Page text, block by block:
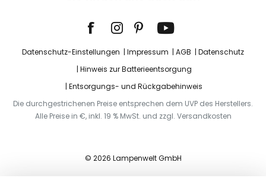
Datenschutz-Einstellungen Impressum AGB
Datenschutz
Hinweis zur Batterieentsorgung
Entsorgungs- und Rückgabehinweis
Die durchgestrichenen Preise entsprechen dem UVP des Herstellers.
Alle Preise in €, inkl. 19 % MwSt. und zzgl. Versandkosten
© 2026 Lampenwelt GmbH